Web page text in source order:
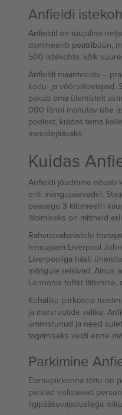
Anfieldi
Anfieldil on tüüpiline
domineerib peatribüün,
500 istekohta, kõik
Anfieldi maanteeots –
kodu- ja võõrsiltoetajaid.
pakub oma ülemistelt
000 fänni mahutav ühe
poolest, kuidas tema
meeldejäävaks.
Kuidas
Anfieldi jõudmine nõuab
eriti mängupäevadel.
peaaegu 3 kilomeetri
läbimiseks on mitmeid
Rahvusvahelistele
lennujaam Liverpool
Liverpooliga hästi
mängule reisivad. Ainus
Lennonis tollist läbimine,
Kohaliku piirkonna
ja marsruutide valiku.
ummistunud ja need
tagamiseks veidi enne
Parkimine
Elamupiirkonna tõttu on
parklad eelistavad
ligipääsuvajadustega